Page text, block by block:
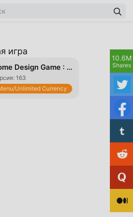
игра
Home Design Game : Dream Life
163
Unlimited Currency
10.6M
Shares